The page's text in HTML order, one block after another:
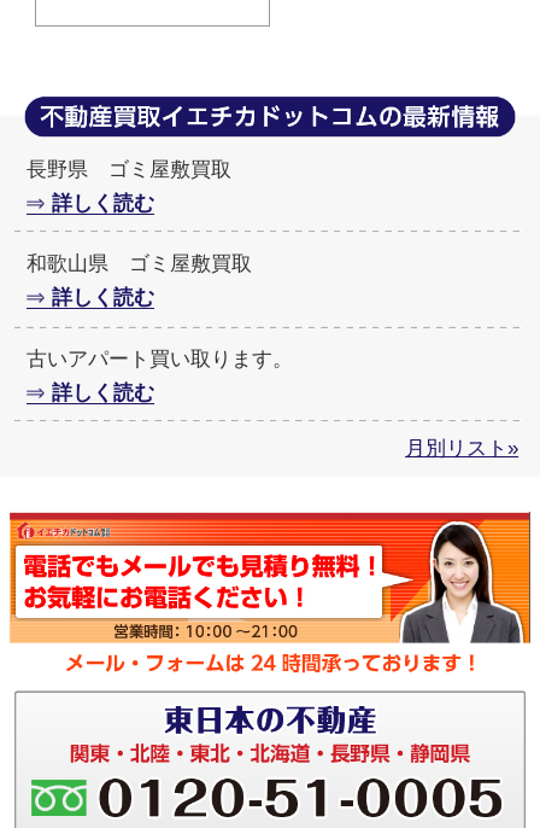
長野県 ゴミ屋敷買取
詳しく読む
和歌山県 ゴミ屋敷買取
詳しく読む
古いアパート買い取ります。
詳しく読む
月別リスト»